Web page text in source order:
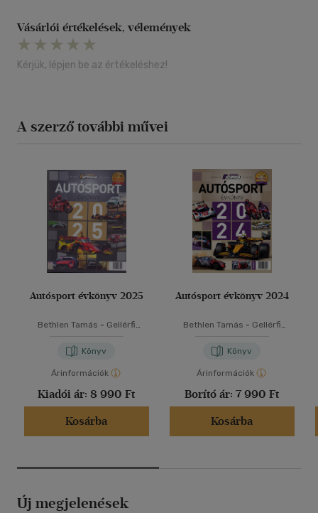
Vásárlói értékelések, vélemények
Kérjük, lépjen be az értékeléshez!
A szerző további művei
Autósport évkönyv 2025
Bethlen Tamás - Gellérfi
Könyv
Árinformációk
Kiadói ár: 8 990 Ft
Kosárba
Autósport évkönyv 2024
Bethlen Tamás - Gellérfi
Könyv
Árinformációk
Borító ár: 7 990 Ft
Kosárba
Új megjelenések